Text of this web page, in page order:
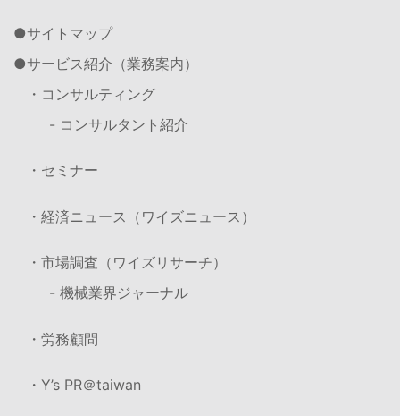
サイトマップ
サービス紹介（業務案内）
・コンサルティング
- コンサルタント紹介
・セミナー
・経済ニュース（ワイズニュース）
・市場調査（ワイズリサーチ）
- 機械業界ジャーナル
・労務顧問
・Y’s PR＠taiwan